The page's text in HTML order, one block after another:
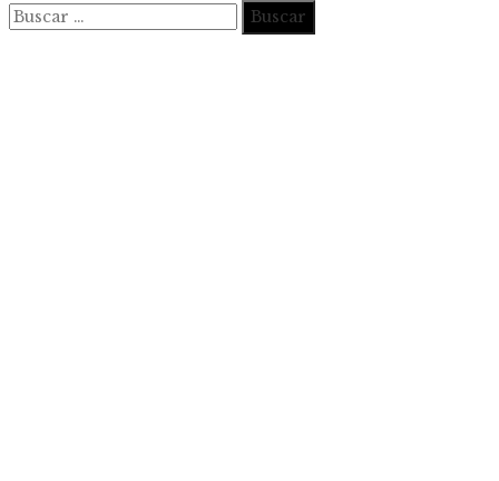
Buscar: